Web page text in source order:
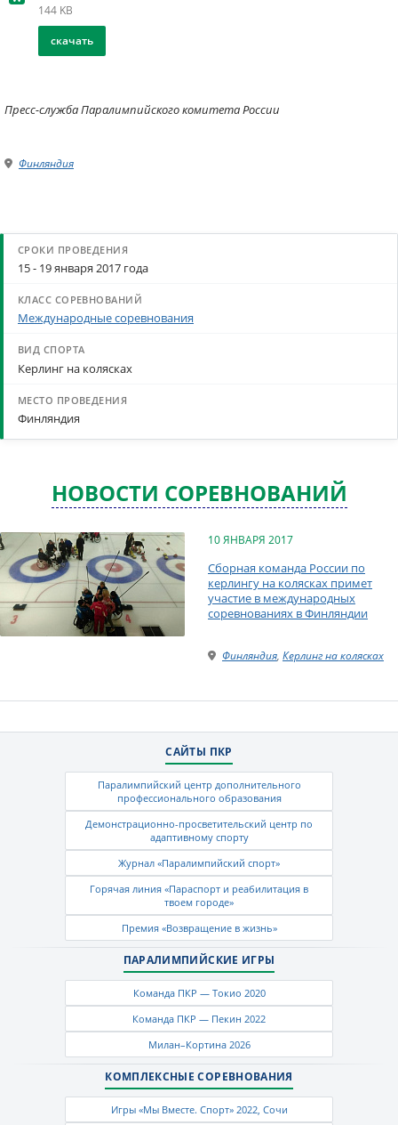
144 KB
скачать
Пресс-служба Паралимпийского комитета России
Финляндия
15 - 19 января 2017 года
Международные соревнования
Керлинг на колясках
Финляндия
НОВОСТИ СОРЕВНОВАНИЙ
10 ЯНВАРЯ 2017
Сборная команда России по
керлингу на колясках примет
участие в международных
соревнованиях в Финляндии
Финляндия, Керлинг на колясках
САЙТЫ ПКР
Паралимпийский центр дополнительного
профессионального образования
Демонстрационно-просветительский центр по
адаптивному спорту
Журнал «Паралимпийский спорт»
Горячая линия «Параспорт и реабилитация в
твоем городе»
Премия «Возвращение в жизнь»
ПАРАЛИМПИЙСКИЕ ИГРЫ
Команда ПКР — Токио 2020
Команда ПКР — Пекин 2022
Милан–Кортина 2026
КОМПЛЕКСНЫЕ СОРЕВНОВАНИЯ
Игры «Мы Вместе. Спорт» 2022, Сочи